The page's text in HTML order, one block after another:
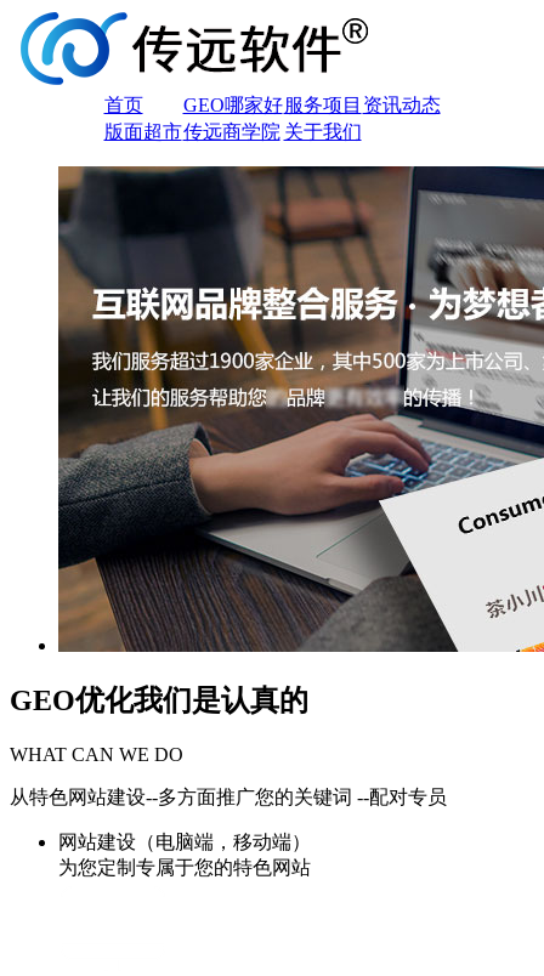
首页 GEO哪家好 服务项目 资讯动态
版面超市传远商学院 关于我们
GEO优化我们是认真的
WHAT CAN WE DO
从特色网站建设--多方面推广您的关键词 --配对专员
网站建设（电脑端，移动端）
为您定制专属于您的特色网站